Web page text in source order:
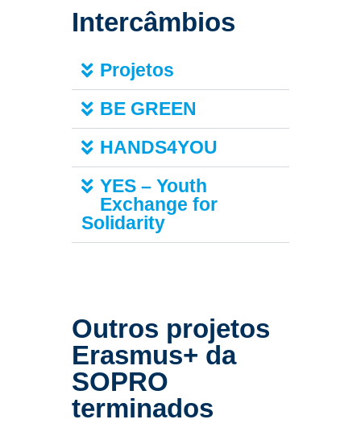
Intercâmbios
Projetos
BE GREEN
HANDS4YOU
YES – Youth
Exchange for
Solidarity
Outros projetos
Erasmus+ da
SOPRO
terminados